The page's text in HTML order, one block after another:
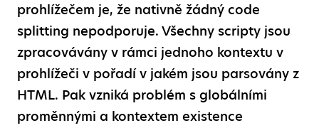
prohlížečem je, že nativně žádný code
splitting nepodporuje. Všechny scripty jsou
zpracovávány v rámci jednoho kontextu v
prohlížeči v pořadí v jakém jsou parsovány z
HTML. Pak vzniká problém s globálními
proměnnými a kontextem existence